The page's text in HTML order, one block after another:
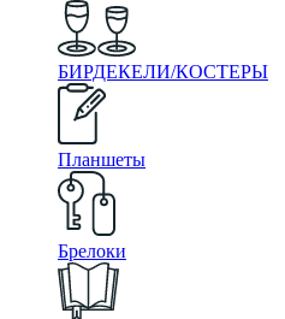
БИРДЕКЕЛИ/КОСТЕРЫ
Планшеты
Брелоки